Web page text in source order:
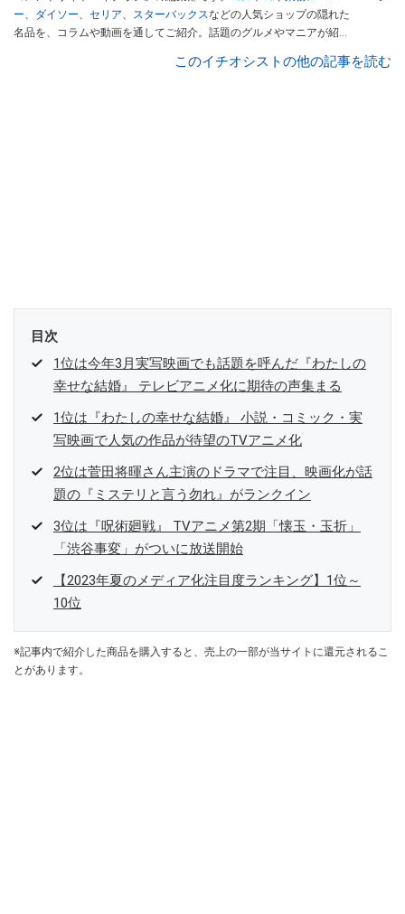
ー、 ダイソー、 セリア、 スターバックスなどの人気ショップの隠れた
名品を、コラムや動画を通してご紹介。話題のグルメやマニアが紹介
インフルエンサーが実際に使用してレビューしています。毎日トレン
このイチオシストの他の記事を読む
目次
1位は今年3月実写映画でも話題を呼んだ『わたしの
幸せな結婚』 テレビアニメ化に期待の声集まる
1位は『わたしの幸せな結婚』 小説・コミック・実
写映画で人気の作品が待望のTVアニメ化
2位は菅田将暉さん主演のドラマで注目、映画化が話
題の『ミステリと言う勿れ』がランクイン
3位は『呪術廻戦』 TVアニメ第2期「懐玉・玉折」
「渋谷事変」がついに放送開始
【2023年夏のメディア化注目度ランキング】1位～
10位
※記事内で紹介した商品を購入すると、売上の一部が当サイトに還元されるこ
とがあります。